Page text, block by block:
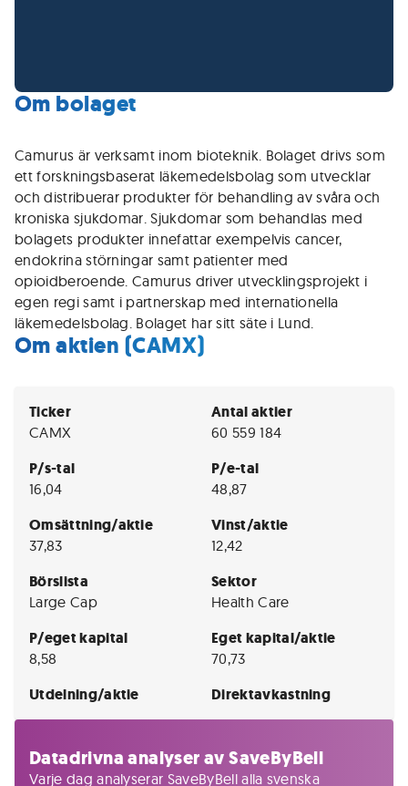
Om bolaget
Camurus är verksamt inom bioteknik. Bolaget drivs som
ett forskningsbaserat läkemedelsbolag som utvecklar
och distribuerar produkter för behandling av svåra och
kroniska sjukdomar. Sjukdomar som behandlas med
bolagets produkter innefattar exempelvis cancer,
endokrina störningar samt patienter med
opioidberoende. Camurus driver utvecklingsprojekt i
egen regi samt i partnerskap med internationella
läkemedelsbolag. Bolaget har sitt säte i Lund.
Om aktien (CAMX)
Ticker
CAMX
Antal aktier
60 559 184
P/s-tal
16,04
P/e-tal
48,87
Omsättning/aktie
37,83
Vinst/aktie
12,42
Börslista
Large Cap
Sektor
Health Care
P/eget kapital
8,58
Eget kapital/aktie
70,73
Utdelning/aktie Direktavkastning
Datadrivna analyser av SaveByBell
Varje dag analyserar SaveByBell alla svenska